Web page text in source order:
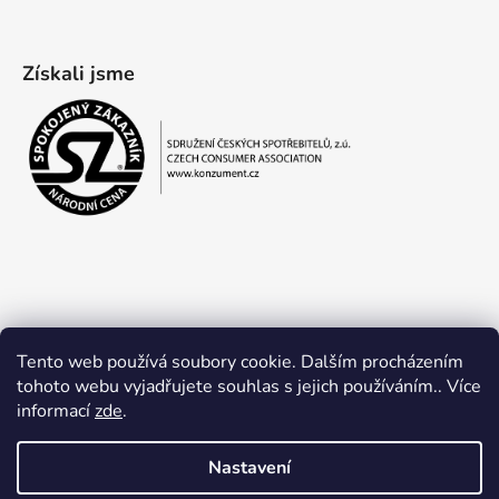
Tento web používá soubory cookie. Dalším procházením
tohoto webu vyjadřujete souhlas s jejich používáním.. Více
informacízde.
Nastavení
Získali jsme
Obchodní podmínky Ochrana osobních údajů